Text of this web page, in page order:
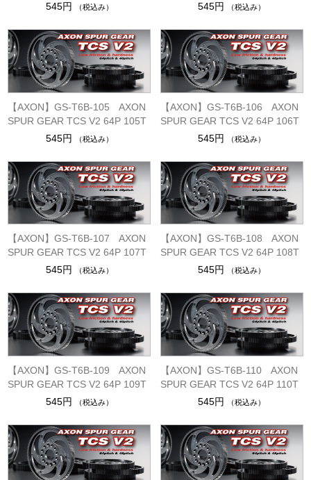
545円
（税込み）
545円
（税込み）
【AXON】GS-T6B-105 AXON
SPUR GEAR TCS V2 64P 105T
545円
（税込み）
【AXON】GS-T6B-106 AXON
SPUR GEAR TCS V2 64P 106T
545円
（税込み）
【AXON】GS-T6B-107 AXON
SPUR GEAR TCS V2 64P 107T
545円
（税込み）
【AXON】GS-T6B-108 AXON
SPUR GEAR TCS V2 64P 108T
545円
（税込み）
【AXON】GS-T6B-109 AXON
SPUR GEAR TCS V2 64P 109T
545円
（税込み）
【AXON】GS-T6B-110 AXON
SPUR GEAR TCS V2 64P 110T
545円
（税込み）